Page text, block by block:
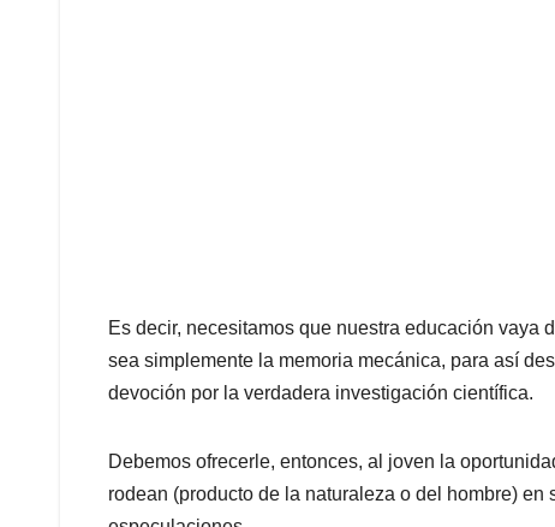
Es decir, necesitamos que nuestra educación vaya
sea simplemente la memoria mecánica, para así
devoción por la verdadera investigación científica.
Debemos ofrecerle, entonces, al joven la
rodean (producto de la naturaleza o del hombre)